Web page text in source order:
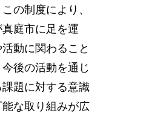
の制度により、
庭市に足を運
動に関わること
後の活動を通じ
題に対する意識
な取り組みが広